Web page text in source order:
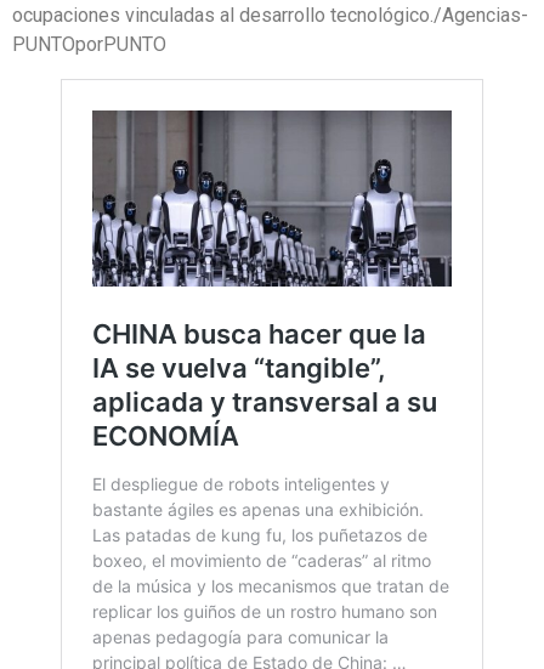
ocupaciones vinculadas al desarrollo tecnológico./Agencias-
PUNTOporPUNTO